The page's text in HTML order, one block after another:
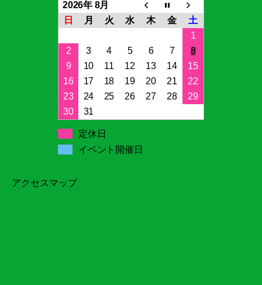
2026年 8月
日
月 火 水 木 金
土
1
2
3 4 5 6 7
8
9
10 11 12 13 14
15
16
17 18 19 20 21
22
23
24 25 26 27 28
29
30
31
定休日
イベント開催日
アクセスマップ